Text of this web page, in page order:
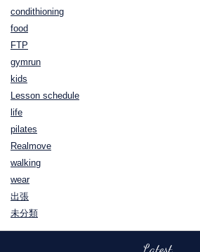
condithioning
food
FTP
gymrun
kids
Lesson schedule
life
pilates
Realmove
walking
wear
出張
未分類